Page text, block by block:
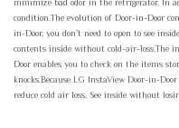
minimize bad odor in the refrigerator. In
condition.The evolution of Door-in-Door
in-Door, you don’t need to open to see
contents inside without cold-air-loss.The
Door enables you to check on the items
knocks.Because LG InstaView Door-in-
reduce cold air loss. See inside without